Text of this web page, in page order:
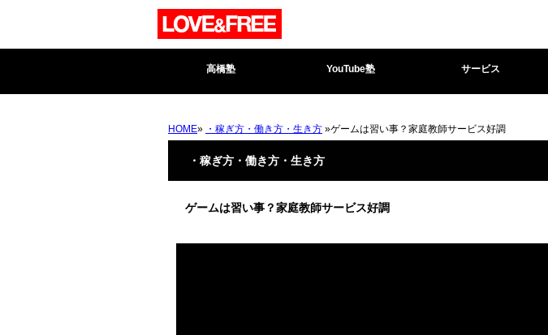
高橋塾 YouTube塾 サービス
HOME» ・稼ぎ方・働き方・生き方 »ゲームは習い事？家庭教師サービス好調
・稼ぎ方・働き方・生き方
ゲームは習い事？家庭教師サービス好調